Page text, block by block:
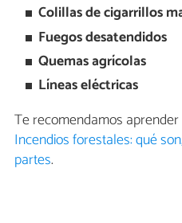
Colillas de cigarrillos
Fuegos desatendidos
Quemas agrícolas
Líneas eléctricas
Te recomendamos
Incendios forestales: qué
partes.